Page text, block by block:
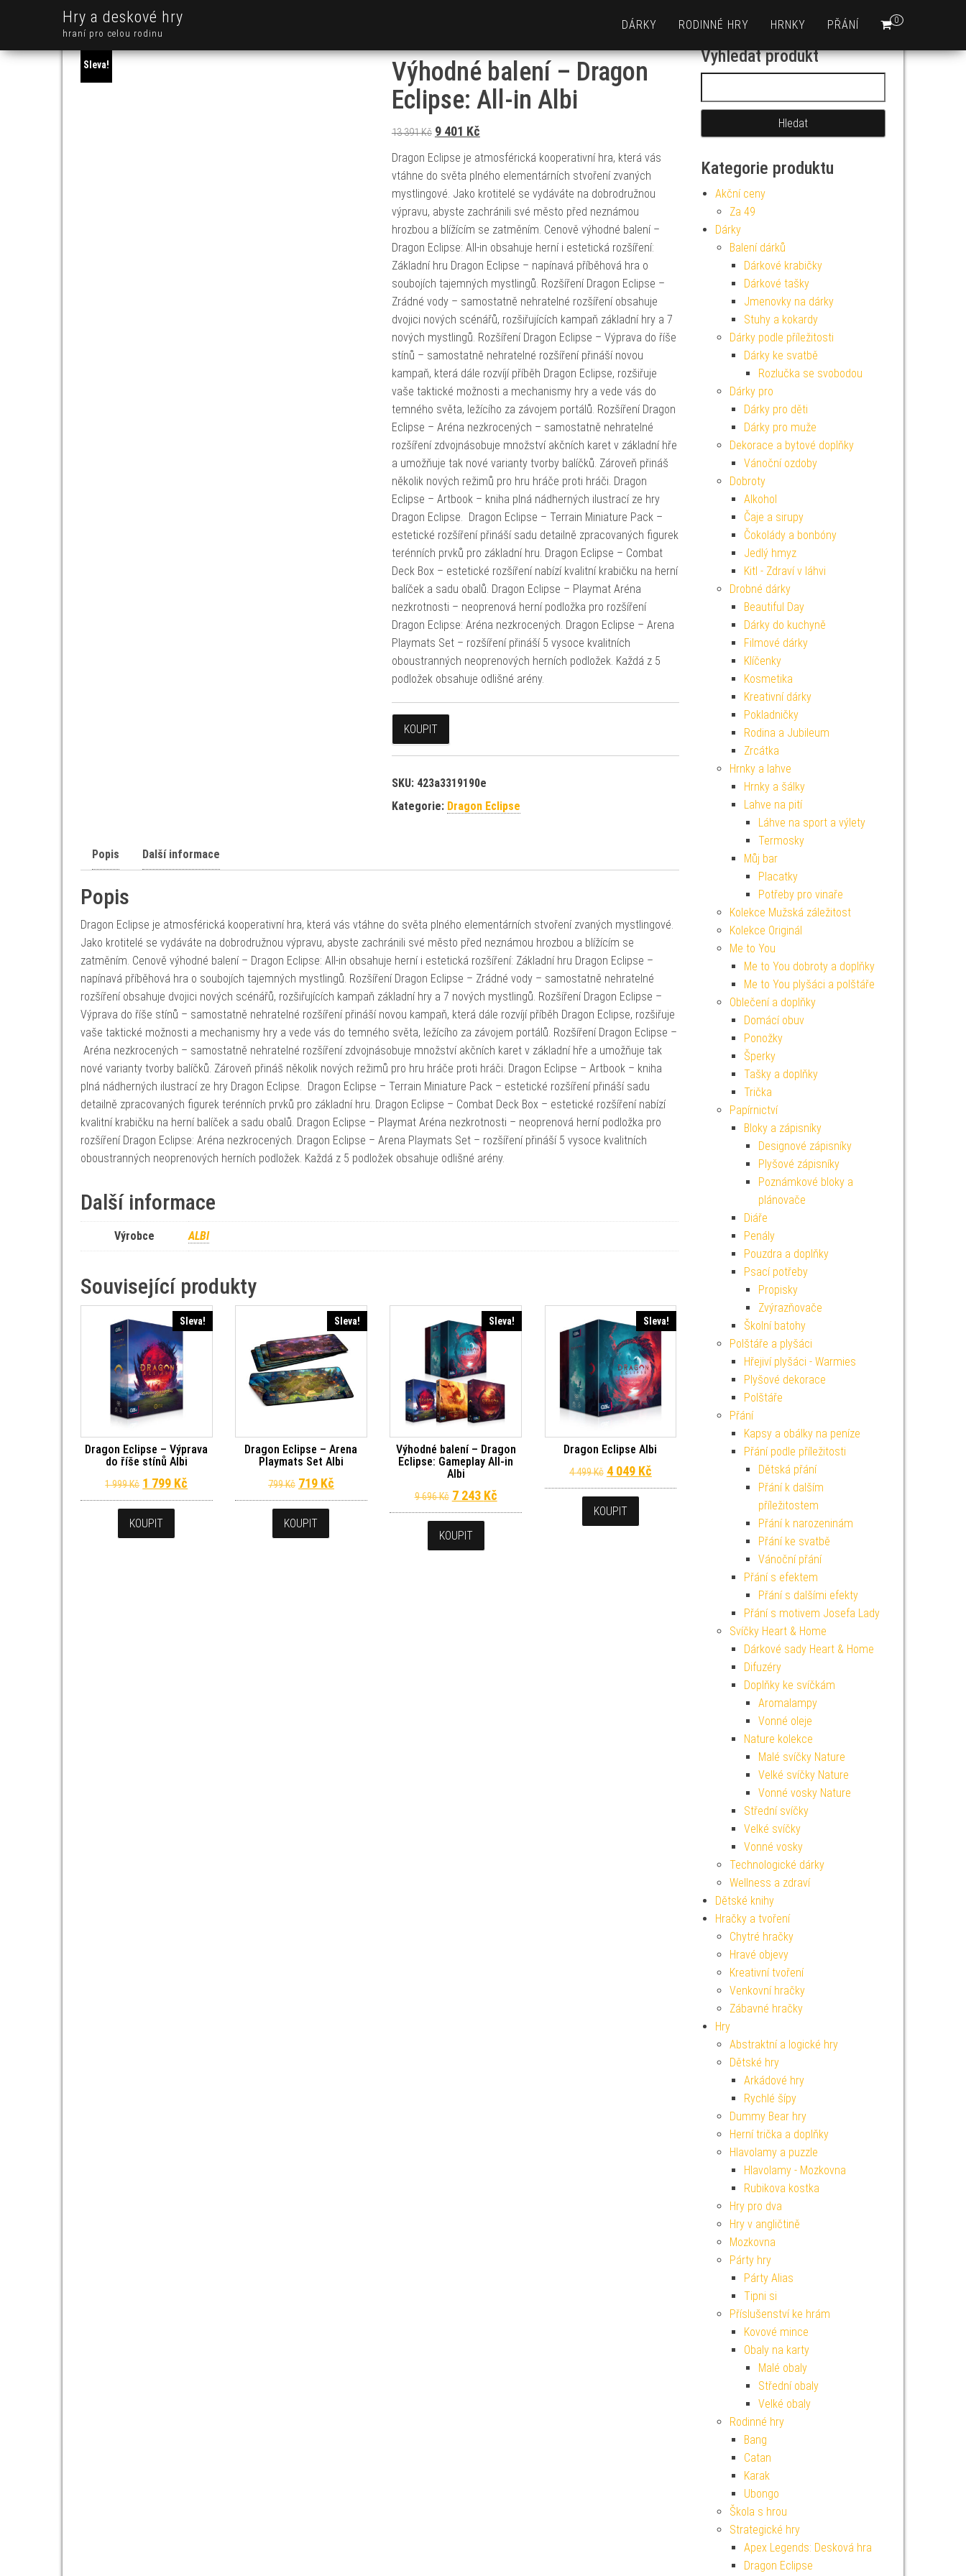
Hry a deskové hry
hraní pro celou rodinu
0
DÁRKY RODINNÉ HRY HRNKY PŘÁNÍ
Sleva!
Výhodné balení – Dragon
Eclipse: All-in Albi
13 391Kč Původní cena byla: 13 391 Kč.
9 401 KčAktuální cena je: 9 401 Kč.
Dragon Eclipse je atmosférická kooperativní hra, která vás
vtáhne do světa plného elementárních stvoření zvaných
mystlingové. Jako krotitelé se vydáváte na dobrodružnou
výpravu, abyste zachránili své město před neznámou
hrozbou a blížícím se zatměním. Cenově výhodné balení –
Dragon Eclipse: All-in obsahuje herní i estetická rozšíření:
Základní hru Dragon Eclipse – napínavá příběhová hra o
soubojích tajemných mystlingů. Rozšíření Dragon Eclipse –
Zrádné vody – samostatně nehratelné rozšíření obsahuje
dvojici nových scénářů, rozšiřujících kampaň základní hry a 7
nových mystlingů. Rozšíření Dragon Eclipse – Výprava do říše
stínů – samostatně nehratelné rozšíření přináší novou
kampaň, která dále rozvíjí příběh Dragon Eclipse, rozšiřuje
vaše taktické možnosti a mechanismy hry a vede vás do
temného světa, ležícího za závojem portálů. Rozšíření Dragon
Eclipse – Aréna nezkrocených – samostatně nehratelné
rozšíření zdvojnásobuje množství akčních karet v základní hře
a umožňuje tak nové varianty tvorby balíčků. Zároveň přináš
několik nových režimů pro hru hráče proti hráči. Dragon
Eclipse – Artbook – kniha plná nádherných ilustrací ze hry
Dragon Eclipse. Dragon Eclipse – Terrain Miniature Pack –
estetické rozšíření přináší sadu detailně zpracovaných figurek
terénních prvků pro základní hru. Dragon Eclipse – Combat
Deck Box – estetické rozšíření nabízí kvalitní krabičku na herní
balíček a sadu obalů. Dragon Eclipse – Playmat Aréna
nezkrotnosti – neoprenová herní podložka pro rozšíření
Dragon Eclipse: Aréna nezkrocených. Dragon Eclipse – Arena
Playmats Set – rozšíření přináší 5 vysoce kvalitních
oboustranných neoprenových herních podložek. Každá z 5
podložek obsahuje odlišné arény.
KOUPIT
SKU: 423a3319190e
Kategorie: Dragon Eclipse
Popis Další informace
Popis
Dragon Eclipse je atmosférická kooperativní hra, která vás vtáhne do světa plného elementárních stvoření zvaných mystlingové.
Jako krotitelé se vydáváte na dobrodružnou výpravu, abyste zachránili své město před neznámou hrozbou a blížícím se
zatměním. Cenově výhodné balení – Dragon Eclipse: All-in obsahuje herní i estetická rozšíření: Základní hru Dragon Eclipse –
napínavá příběhová hra o soubojích tajemných mystlingů. Rozšíření Dragon Eclipse – Zrádné vody – samostatně nehratelné
rozšíření obsahuje dvojici nových scénářů, rozšiřujících kampaň základní hry a 7 nových mystlingů. Rozšíření Dragon Eclipse –
Výprava do říše stínů – samostatně nehratelné rozšíření přináší novou kampaň, která dále rozvíjí příběh Dragon Eclipse, rozšiřuje
vaše taktické možnosti a mechanismy hry a vede vás do temného světa, ležícího za závojem portálů. Rozšíření Dragon Eclipse –
Aréna nezkrocených – samostatně nehratelné rozšíření zdvojnásobuje množství akčních karet v základní hře a umožňuje tak
nové varianty tvorby balíčků. Zároveň přináš několik nových režimů pro hru hráče proti hráči. Dragon Eclipse – Artbook – kniha
plná nádherných ilustrací ze hry Dragon Eclipse. Dragon Eclipse – Terrain Miniature Pack – estetické rozšíření přináší sadu
detailně zpracovaných figurek terénních prvků pro základní hru. Dragon Eclipse – Combat Deck Box – estetické rozšíření nabízí
kvalitní krabičku na herní balíček a sadu obalů. Dragon Eclipse – Playmat Aréna nezkrotnosti – neoprenová herní podložka pro
rozšíření Dragon Eclipse: Aréna nezkrocených. Dragon Eclipse – Arena Playmats Set – rozšíření přináší 5 vysoce kvalitních
oboustranných neoprenových herních podložek. Každá z 5 podložek obsahuje odlišné arény.
Další informace
Výrobce ALBI
Související produkty
Sleva!
Dragon Eclipse – Výprava
do říše stínů Albi
1 999Kč Původní cena byla: 1 999 Kč.
1 799 Kč Aktuální cena je: 1 799 Kč.
KOUPIT
Sleva!
Dragon Eclipse – Arena
Playmats Set Albi
799Kč Původní cena byla: 799 Kč.
719 KčAktuální cena je: 719 Kč.
KOUPIT
Sleva!
Výhodné balení – Dragon
Eclipse: Gameplay All-in
Albi
9 696Kč Původní cena byla: 9 696 Kč.
7 243 KčAktuální cena je: 7 243 Kč.
KOUPIT
Sleva!
Dragon Eclipse Albi
4 499Kč Původní cena byla: 4 499 Kč.
4 049 KčAktuální cena je: 4 049 Kč.
KOUPIT
Vyhledat produkt
Kategorie produktu
Akční ceny
Za 49
Dárky
Balení dárků
Dárkové krabičky
Dárkové tašky
Jmenovky na dárky
Stuhy a kokardy
Dárky podle příležitosti
Dárky ke svatbě
Rozlučka se svobodou
Dárky pro
Dárky pro děti
Dárky pro muže
Dekorace a bytové doplňky
Vánoční ozdoby
Dobroty
Alkohol
Čaje a sirupy
Čokolády a bonbóny
Jedlý hmyz
Kitl - Zdraví v láhvi
Drobné dárky
Beautiful Day
Dárky do kuchyně
Filmové dárky
Klíčenky
Kosmetika
Kreativní dárky
Pokladničky
Rodina a Jubileum
Zrcátka
Hrnky a lahve
Hrnky a šálky
Lahve na pití
Láhve na sport a výlety
Termosky
Můj bar
Placatky
Potřeby pro vinaře
Kolekce Mužská záležitost
Kolekce Originál
Me to You
Me to You dobroty a doplňky
Me to You plyšáci a polštáře
Oblečení a doplňky
Domácí obuv
Ponožky
Šperky
Tašky a doplňky
Trička
Papírnictví
Bloky a zápisníky
Designové zápisníky
Plyšové zápisníky
Poznámkové bloky a
plánovače
Diáře
Penály
Pouzdra a doplňky
Psací potřeby
Propisky
Zvýrazňovače
Školní batohy
Polštáře a plyšáci
Hřejiví plyšáci - Warmies
Plyšové dekorace
Polštáře
Přání
Kapsy a obálky na peníze
Přání podle příležitosti
Dětská přání
Přání k dalším
příležitostem
Přání k narozeninám
Přání ke svatbě
Vánoční přání
Přání s efektem
Přání s dalšími efekty
Přání s motivem Josefa Lady
Svíčky Heart & Home
Dárkové sady Heart & Home
Difuzéry
Doplňky ke svíčkám
Aromalampy
Vonné oleje
Nature kolekce
Malé svíčky Nature
Velké svíčky Nature
Vonné vosky Nature
Střední svíčky
Velké svíčky
Vonné vosky
Technologické dárky
Wellness a zdraví
Dětské knihy
Hračky a tvoření
Chytré hračky
Hravé objevy
Kreativní tvoření
Venkovní hračky
Zábavné hračky
Hry
Abstraktní a logické hry
Dětské hry
Arkádové hry
Rychlé šípy
Dummy Bear hry
Herní trička a doplňky
Hlavolamy a puzzle
Hlavolamy - Mozkovna
Rubikova kostka
Hry pro dva
Hry v angličtině
Mozkovna
Párty hry
Párty Alias
Tipni si
Příslušenství ke hrám
Kovové mince
Obaly na karty
Malé obaly
Střední obaly
Velké obaly
Rodinné hry
Bang
Catan
Karak
Ubongo
Škola s hrou
Strategické hry
Apex Legends: Desková hra
Dragon Eclipse